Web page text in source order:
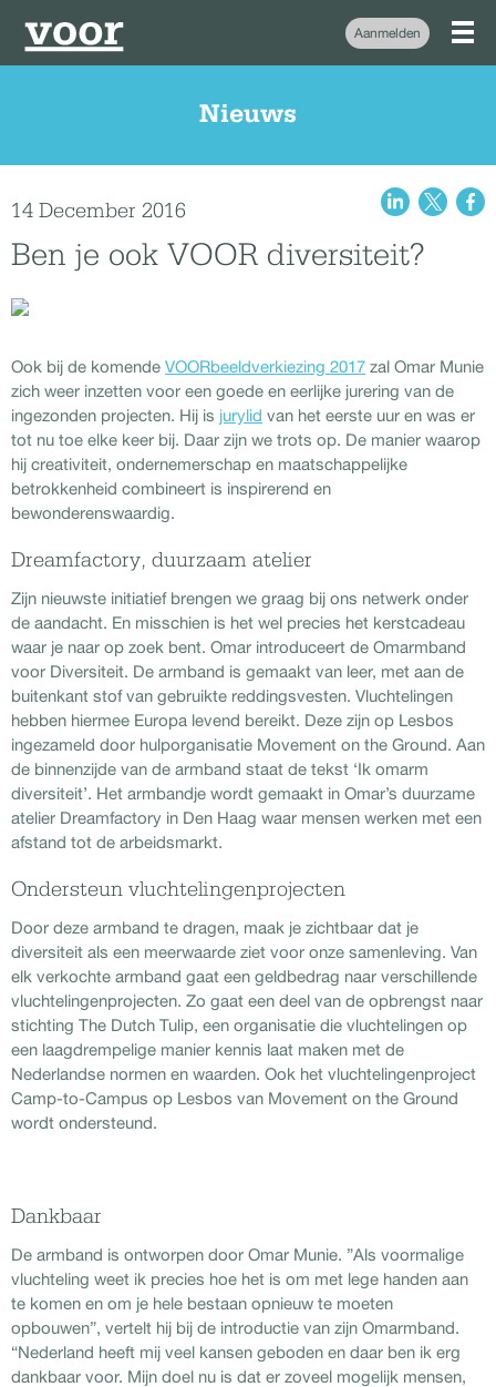
Aanmelden
Nieuws
14 December 2016
Ben je ook VOOR diversiteit?
Ook bij de komende VOORbeeldverkiezing 2017 zal Omar Munie
zich weer inzetten voor een goede en eerlijke jurering van de
ingezonden projecten. Hij is jurylid van het eerste uur en was er
tot nu toe elke keer bij. Daar zijn we trots op. De manier waarop
hij creativiteit, ondernemerschap en maatschappelijke
betrokkenheid combineert is inspirerend en
bewonderenswaardig.
Dreamfactory, duurzaam atelier
Zijn nieuwste initiatief brengen we graag bij ons netwerk onder
de aandacht. En misschien is het wel precies het kerstcadeau
waar je naar op zoek bent. Omar introduceert de Omarmband
voor Diversiteit. De armband is gemaakt van leer, met aan de
buitenkant stof van gebruikte reddingsvesten. Vluchtelingen
hebben hiermee Europa levend bereikt. Deze zijn op Lesbos
ingezameld door hulporganisatie Movement on the Ground. Aan
de binnenzijde van de armband staat de tekst ‘Ik omarm
diversiteit’. Het armbandje wordt gemaakt in Omar’s duurzame
atelier Dreamfactory in Den Haag waar mensen werken met een
afstand tot de arbeidsmarkt.
Ondersteun vluchtelingenprojecten
Door deze armband te dragen, maak je zichtbaar dat je
diversiteit als een meerwaarde ziet voor onze samenleving. Van
elk verkochte armband gaat een geldbedrag naar verschillende
vluchtelingenprojecten. Zo gaat een deel van de opbrengst naar
stichting The Dutch Tulip, een organisatie die vluchtelingen op
een laagdrempelige manier kennis laat maken met de
Nederlandse normen en waarden. Ook het vluchtelingenproject
Camp-to-Campus op Lesbos van Movement on the Ground
wordt ondersteund.
Dankbaar
De armband is ontworpen door Omar Munie. ”Als voormalige
vluchteling weet ik precies hoe het is om met lege handen aan
te komen en om je hele bestaan opnieuw te moeten
opbouwen”, vertelt hij bij de introductie van zijn Omarmband.
“Nederland heeft mij veel kansen geboden en daar ben ik erg
dankbaar voor. Mijn doel nu is dat er zoveel mogelijk mensen,